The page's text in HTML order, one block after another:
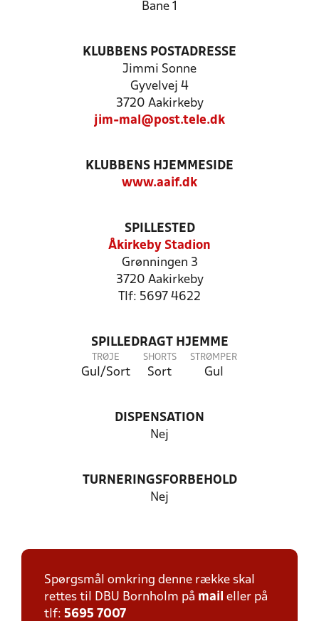
Bane 1
KLUBBENS POSTADRESSE
Jimmi Sonne
Gyvelvej 4
3720 Aakirkeby
jim-mal@post.tele.dk
KLUBBENS HJEMMESIDE
www.aaif.dk
SPILLESTED
Åkirkeby Stadion
Grønningen 3
3720 Aakirkeby
Tlf: 5697 4622
SPILLEDRAGT HJEMME
TRØJE
Gul/Sort
SHORTS
Sort
STRØMPER
Gul
DISPENSATION
Nej
TURNERINGSFORBEHOLD
Nej
Spørgsmål omkring denne række skal
rettes til DBU Bornholm på mail eller på
tlf: 5695 7007